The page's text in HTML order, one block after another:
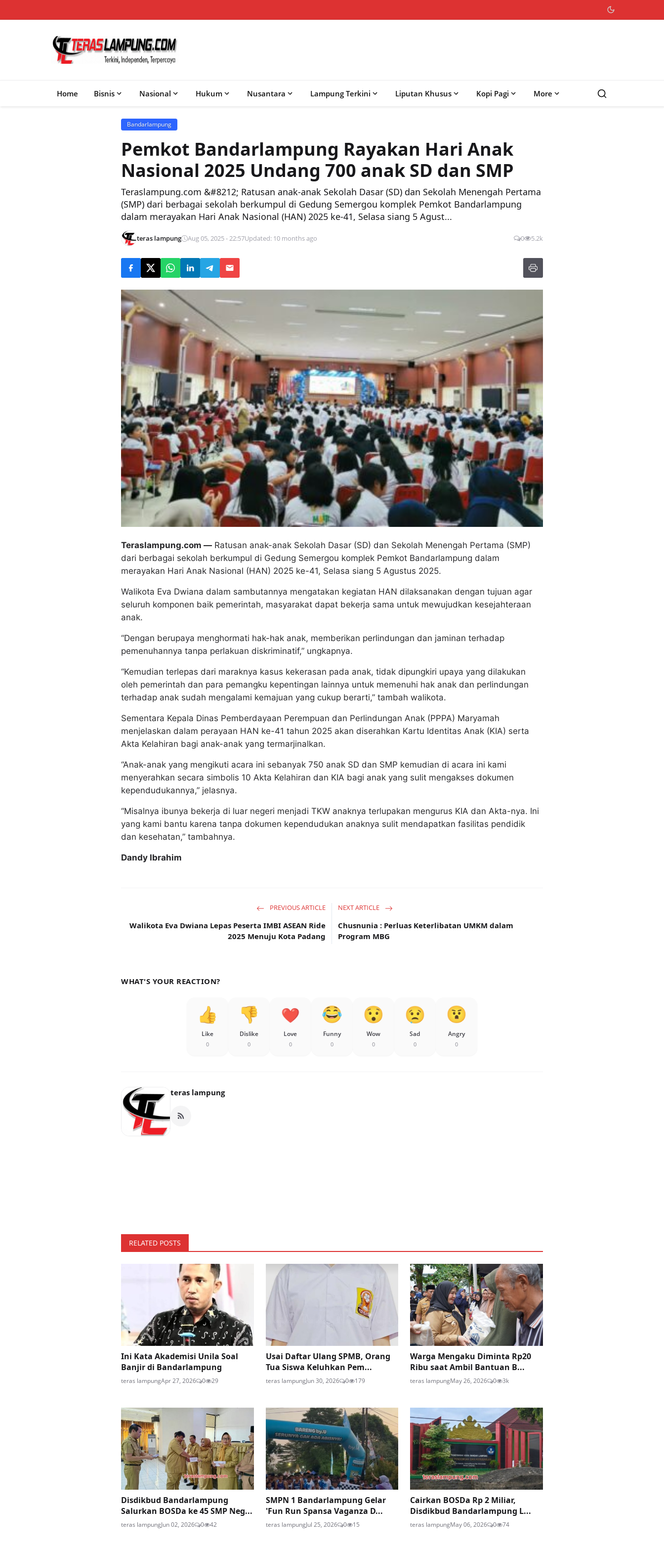
Home Bisnis Nasional Hukum Nusantara Lampung Terkini Liputan Khusus Kopi Pagi More
Bandarlampung
Pemkot Bandarlampung Rayakan Hari Anak
Nasional 2025 Undang 700 anak SD dan SMP
Teraslampung.com &#8212; Ratusan anak-anak Sekolah Dasar (SD) dan Sekolah Menengah Pertama
(SMP) dari berbagai sekolah berkumpul di Gedung Semergou komplek Pemkot Bandarlampung
dalam merayakan Hari Anak Nasional (HAN) 2025 ke-41, Selasa siang 5 Agust...
teras lampung Aug 05, 2025 - 22:57Updated: 10 months ago 0 5.2k
Teraslampung.com — Ratusan anak-anak Sekolah Dasar (SD) dan Sekolah Menengah Pertama (SMP)
dari berbagai sekolah berkumpul di Gedung Semergou komplek Pemkot Bandarlampung dalam
merayakan Hari Anak Nasional (HAN) 2025 ke-41, Selasa siang 5 Agustus 2025.
Walikota Eva Dwiana dalam sambutannya mengatakan kegiatan HAN dilaksanakan dengan tujuan agar
seluruh komponen baik pemerintah, masyarakat dapat bekerja sama untuk mewujudkan kesejahteraan
anak.
“Dengan berupaya menghormati hak-hak anak, memberikan perlindungan dan jaminan terhadap
pemenuhannya tanpa perlakuan diskriminatif,” ungkapnya.
“Kemudian terlepas dari maraknya kasus kekerasan pada anak, tidak dipungkiri upaya yang dilakukan
oleh pemerintah dan para pemangku kepentingan lainnya untuk memenuhi hak anak dan perlindungan
terhadap anak sudah mengalami kemajuan yang cukup berarti,” tambah walikota.
Sementara Kepala Dinas Pemberdayaan Perempuan dan Perlindungan Anak (PPPA) Maryamah
menjelaskan dalam perayaan HAN ke-41 tahun 2025 akan diserahkan Kartu Identitas Anak (KIA) serta
Akta Kelahiran bagi anak-anak yang termarjinalkan.
“Anak-anak yang mengikuti acara ini sebanyak 750 anak SD dan SMP kemudian di acara ini kami
menyerahkan secara simbolis 10 Akta Kelahiran dan KIA bagi anak yang sulit mengakses dokumen
kependudukannya,” jelasnya.
“Misalnya ibunya bekerja di luar negeri menjadi TKW anaknya terlupakan mengurus KIA dan Akta-nya. Ini
yang kami bantu karena tanpa dokumen kependudukan anaknya sulit mendapatkan fasilitas pendidik
dan kesehatan,” tambahnya.
Dandy Ibrahim
PREVIOUS ARTICLE
Walikota Eva Dwiana Lepas Peserta IMBI ASEAN Ride
2025 Menuju Kota Padang
NEXT ARTICLE
Chusnunia : Perluas Keterlibatan UMKM dalam
Program MBG
WHAT'S YOUR REACTION?
Like
0
Dislike
0
Love
0
Funny
0
Wow
0
Sad
0
Angry
0
teras lampung
RELATED POSTS
Ini Kata Akademisi Unila Soal
Banjir di Bandarlampung
teras lampungApr 27, 2026 0 29
Usai Daftar Ulang SPMB, Orang
Tua Siswa Keluhkan Pem...
teras lampungJun 30, 2026 0 179
Warga Mengaku Diminta Rp20
Ribu saat Ambil Bantuan B...
teras lampungMay 26, 2026 0 3k
Disdikbud Bandarlampung
Salurkan BOSDa ke 45 SMP Neg...
teras lampungJun 02, 2026 0 42
SMPN 1 Bandarlampung Gelar
'Fun Run Spansa Vaganza D...
teras lampungJul 25, 2026 0 15
Cairkan BOSDa Rp 2 Miliar,
Disdikbud Bandarlampung L...
teras lampungMay 06, 2026 0 74